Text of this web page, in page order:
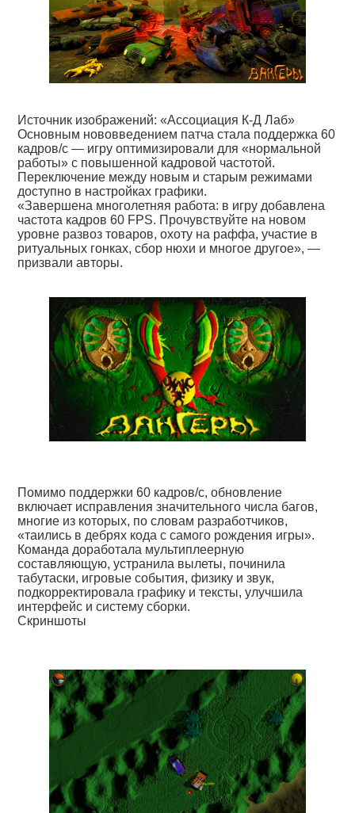
Источник изображений: «Ассоциация К-Д Лаб»
Основным нововведением патча стала поддержка 60
кадров/с — игру оптимизировали для «нормальной
работы» с повышенной кадровой частотой.
Переключение между новым и старым режимами
доступно в настройках графики.
«Завершена многолетняя работа: в игру добавлена
частота кадров 60 FPS. Прочувствуйте на новом
уровне развоз товаров, охоту на раффа, участие в
ритуальных гонках, сбор нюхи и многое другое», —
призвали авторы.
Помимо поддержки 60 кадров/с, обновление
включает исправления значительного числа багов,
многие из которых, по словам разработчиков,
«таились в дебрях кода с самого рождения игры».
Команда доработала мультиплеерную
составляющую, устранила вылеты, починила
табутаски, игровые события, физику и звук,
подкорректировала графику и тексты, улучшила
интерфейс и систему сборки.
Скриншоты